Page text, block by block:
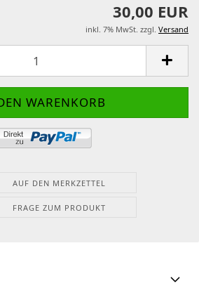
30,00 EUR
inkl. 7% MwSt. zzgl. Versand
AUF DEN MERKZETTEL
FRAGE ZUM PRODUKT